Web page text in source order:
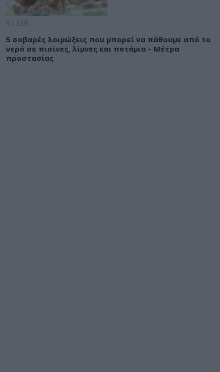
ΥΓΕΙΑ
5 σοβαρές λοιμώξεις που μπορεί να πάθουμε από το
νερό σε πισίνες, λίμνες και ποτάμια – Μέτρα
προστασίας